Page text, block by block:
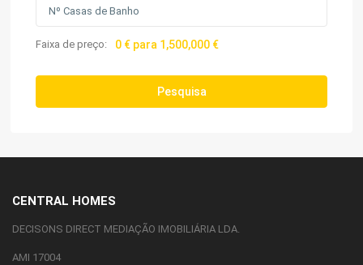
Faixa de preço: 0 € para 1,500,000 €
Pesquisa
CENTRAL HOMES
DECISONS DIRECT MEDIAÇÃO IMOBILIÁRIA LDA.
AMI 17004